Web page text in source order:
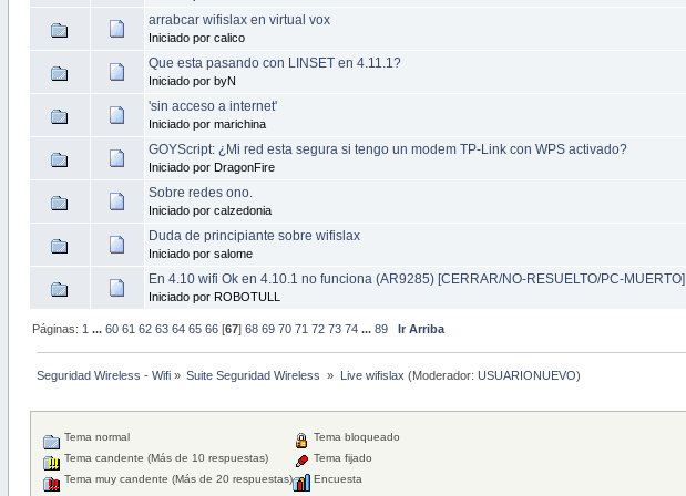
arrabcar wifislax en virtual vox
Iniciado por calico
Que esta pasando con LINSET en 4.11.1?
Iniciado por byN
'sin acceso a internet'
Iniciado por marichina
GOYScript: ¿Mi red esta segura si tengo un modem TP-Link con WPS activado?
Iniciado por DragonFire
Sobre redes ono.
Iniciado por calzedonia
Duda de principiante sobre wifislax
Iniciado por salome
En 4.10 wifi Ok en 4.10.1 no funciona (AR9285) [CERRAR/NO-RESUELTO/PC-MUERTO]
Iniciado por ROBOTULL
Páginas: 1 ... 60 61 62 63 64 65 66[67] 68 69 70 71 72 73 74 ... 89 Ir Arriba
Seguridad Wireless - Wifi» Suite Seguridad Wireless » Live wifislax (Moderador: USUARIONUEVO)
Tema normal
Tema candente (Más de 10 respuestas)
Tema muy candente (Más de 20 respuestas)
Tema bloqueado
Tema fijado
Encuesta